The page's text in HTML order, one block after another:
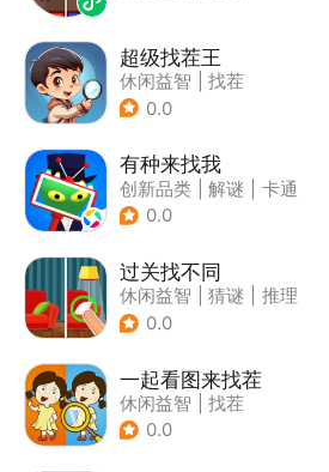
超级找茬王
休闲益智
找茬
0.0
有种来找我
创新品类 解谜
卡通
| 休闲益智
0.0
过关找不同
休闲益智 猜谜
推理
| 卡通
0.0
一起看图来找茬
休闲益智
找茬
0.0